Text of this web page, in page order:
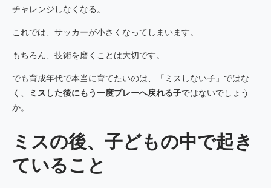
チャレンジしなくなる。
これでは、サッカーが小さくなってしまいます。
もちろん、技術を磨くことは大切です。
でも育成年代で本当に育てたいのは、「ミスしない子」ではな
く、
ミスした後にもう一度プレーへ戻れる子ではないでしょう
か。
ミスの後、子どもの中で起き
ていること